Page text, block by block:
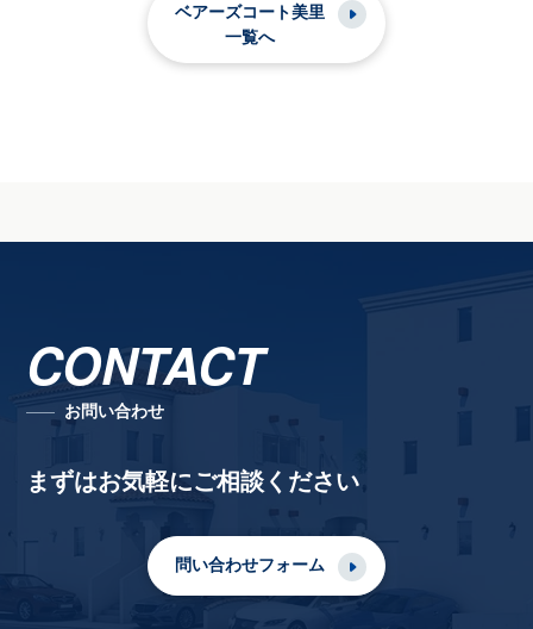
ベアーズコート美里
一覧へ
CONTACT
お問い合わせ
まずはお気軽にご相談ください
問い合わせフォーム